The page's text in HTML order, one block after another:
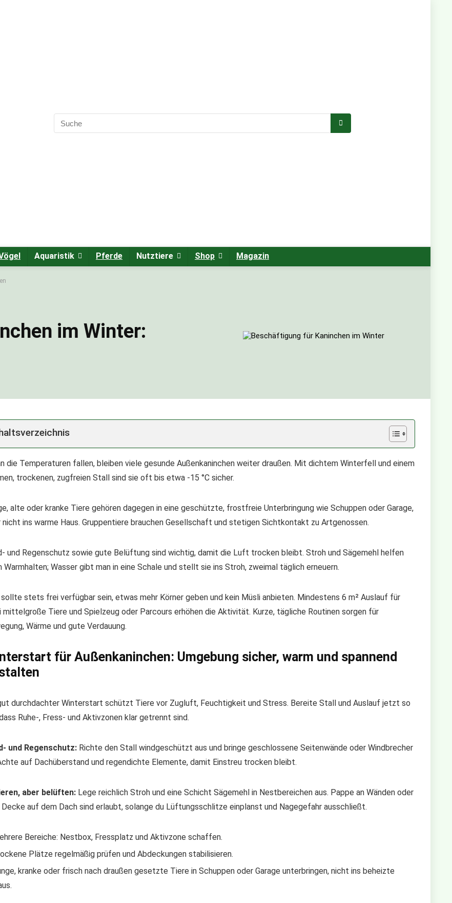
Aquaristik Pferde Nutztiere Shop Magazin
im Winter:
die Temperaturen fallen, bleiben viele gesunde Außenkaninchen weiter draußen. Mit dichtem Winterfell und einem
trockenen, zugfreien Stall sind sie oft bis etwa -15 °C sicher.
alte oder kranke Tiere gehören dagegen in eine geschützte, frostfreie Unterbringung wie Schuppen oder Garage,
nicht ins warme Haus. Gruppentiere brauchen Gesellschaft und stetigen Sichtkontakt zu Artgenossen.
und Regenschutz sowie gute Belüftung sind wichtig, damit die Luft trocken bleibt. Stroh und Sägemehl helfen
Warmhalten; Wasser gibt man in eine Schale und stellt sie ins Stroh, zweimal täglich erneuern.
sollte stets frei verfügbar sein, etwas mehr Körner geben und kein Müsli anbieten. Mindestens 6 m² Auslauf für
mittelgroße Tiere und Spielzeug oder Parcours erhöhen die Aktivität. Kurze, tägliche Routinen sorgen für
Wärme und gute Verdauung.
für Außenkaninchen: Umgebung sicher, warm und spannend
durchdachter Winterstart schützt Tiere vor Zugluft, Feuchtigkeit und Stress. Bereite Stall und Auslauf jetzt so
Ruhe-, Fress- und Aktivzonen klar getrennt sind.
und Regenschutz: Richte den Stall windgeschützt aus und bringe geschlossene Seitenwände oder Windbrecher
auf Dachüberstand und regendichte Elemente, damit Einstreu trocken bleibt.
aber belüften: Lege reichlich Stroh und eine Schicht Sägemehl in Nestbereichen aus. Pappe an Wänden oder
Decke auf dem Dach sind erlaubt, solange du Lüftungsschlitze einplanst und Nagegefahr ausschließt.
Bereiche: Nestbox, Fressplatz und Aktivzone schaffen.
Plätze regelmäßig prüfen und Abdeckungen stabilisieren.
kranke oder frisch nach draußen gesetzte Tiere in Schuppen oder Garage unterbringen, nicht ins beheizte